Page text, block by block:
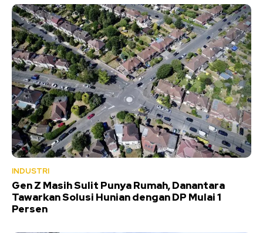
INDUSTRI
Gen Z Masih Sulit Punya Rumah, Danantara
Tawarkan Solusi Hunian dengan DP Mulai 1
Persen